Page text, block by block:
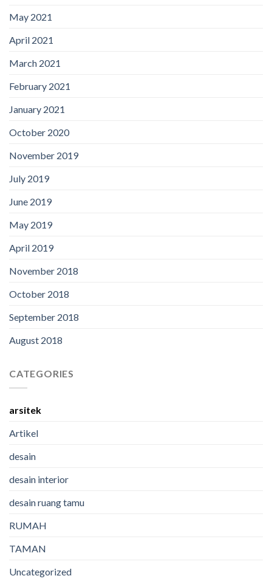
May 2021
April 2021
March 2021
February 2021
January 2021
October 2020
November 2019
July 2019
June 2019
May 2019
April 2019
November 2018
October 2018
September 2018
August 2018
CATEGORIES
arsitek
Artikel
desain
desain interior
desain ruang tamu
RUMAH
TAMAN
Uncategorized